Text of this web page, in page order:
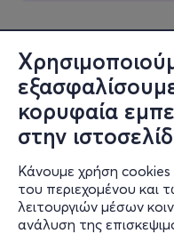
κορυφαία
στην
Κάνουμε χρήση
του περιεχομένου και
λειτουργιών μέσων
ανάλυση της
Πληροφορίες
Υποστήριξη
Stay Connected